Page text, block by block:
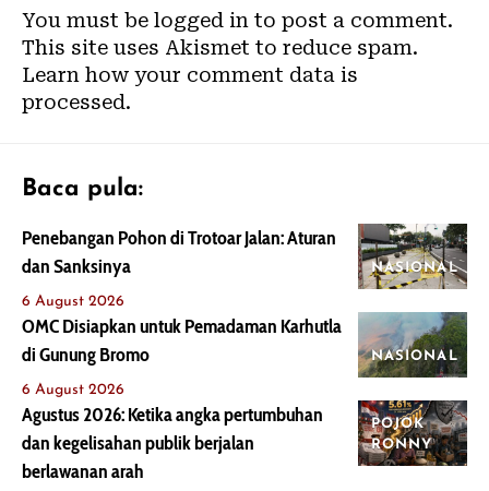
You must be logged in to post a comment.
This site uses Akismet to reduce spam.
Learn how your comment data is
processed.
Baca pula:
NASIONAL
Penebangan Pohon di Trotoar Jalan: Aturan
dan Sanksinya
6 August 2026
NASIONAL
OMC Disiapkan untuk Pemadaman Karhutla
di Gunung Bromo
6 August 2026
POJOK
RONNY
Agustus 2026: Ketika angka pertumbuhan
dan kegelisahan publik berjalan
berlawanan arah